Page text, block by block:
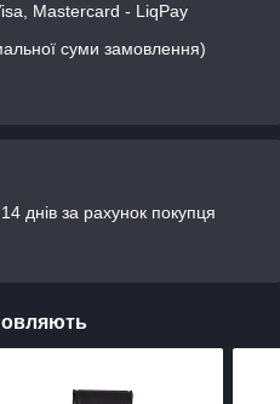
Mastercard - LiqPay
суми замовлення)
днів за рахунок покупця